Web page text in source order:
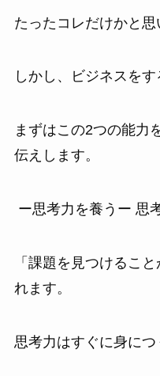
たったコレだけかと思
しかし、ビジネスを
まずはこの2つの能力
伝えします。
ー思考力を養うー 思
「課題を見つけるこ
れます。
思考力はすぐに身につ